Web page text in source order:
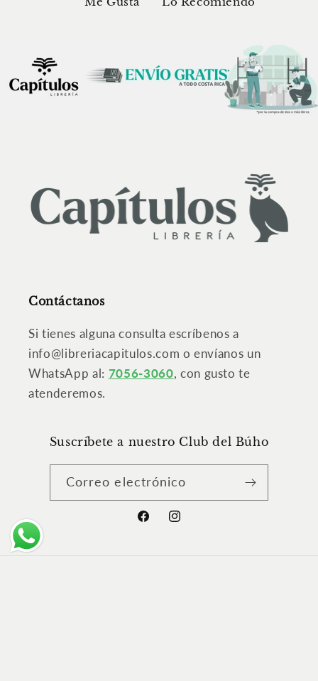
Contáctanos
Si tienes alguna consulta escríbenos a
info@libreriacapitulos.com o envíanos un
WhatsApp al: 7056-3060, con gusto te
atenderemos.
Suscríbete a nuestro Club del Búho
Correo electrónico
FacebookInstagram